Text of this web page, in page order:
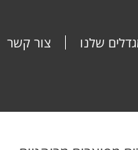
שלנו צור קשר